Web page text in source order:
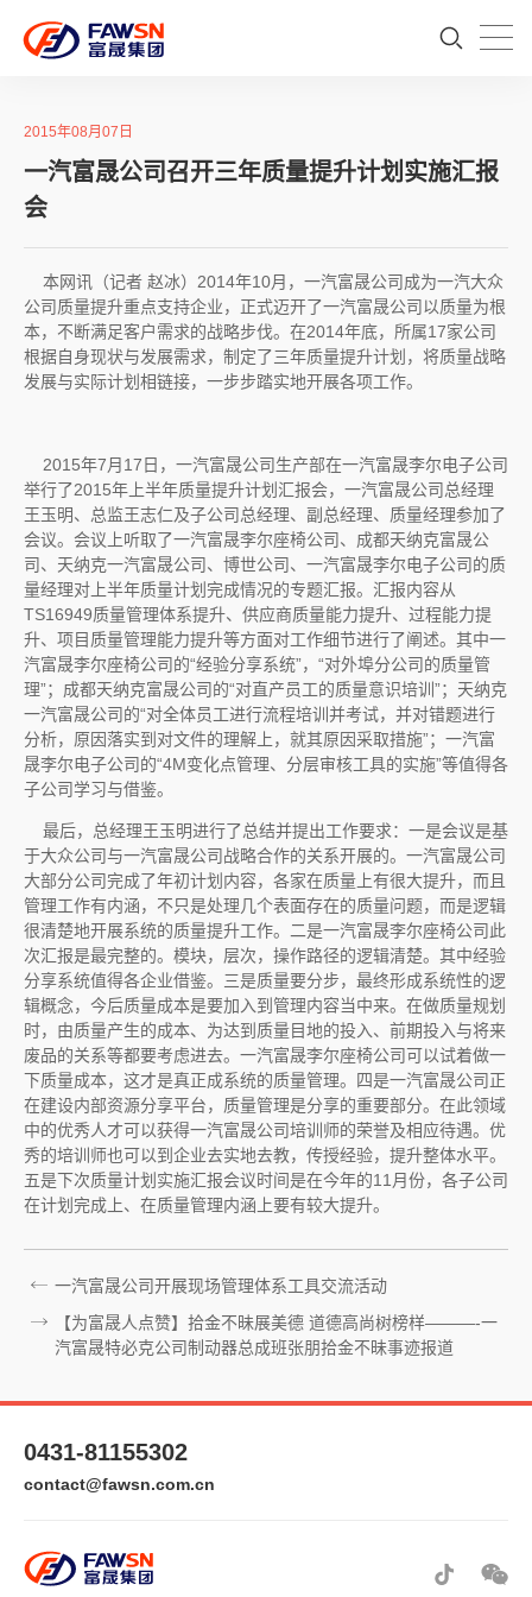
2015年08月07日
一汽富晟公司召开三年质量提升计划实施汇报
会
本网讯（记者 赵冰）2014年10月，一汽富晟公司成为一汽大众
公司质量提升重点支持企业，正式迈开了一汽富晟公司以质量为根
本，不断满足客户需求的战略步伐。在2014年底，所属17家公司
根据自身现状与发展需求，制定了三年质量提升计划，将质量战略
发展与实际计划相链接，一步步踏实地开展各项工作。
2015年7月17日，一汽富晟公司生产部在一汽富晟李尔电子公司
举行了2015年上半年质量提升计划汇报会，一汽富晟公司总经理
王玉明、总监王志仁及子公司总经理、副总经理、质量经理参加了
会议。会议上听取了一汽富晟李尔座椅公司、成都天纳克富晟公
司、天纳克一汽富晟公司、博世公司、一汽富晟李尔电子公司的质
量经理对上半年质量计划完成情况的专题汇报。汇报内容从
TS16949质量管理体系提升、供应商质量能力提升、过程能力提
升、项目质量管理能力提升等方面对工作细节进行了阐述。其中一
汽富晟李尔座椅公司的“经验分享系统”，“对外埠分公司的质量管
理”；成都天纳克富晟公司的“对直产员工的质量意识培训”；天纳克
一汽富晟公司的“对全体员工进行流程培训并考试，并对错题进行
分析，原因落实到对文件的理解上，就其原因采取措施”；一汽富
晟李尔电子公司的“4M变化点管理、分层审核工具的实施”等值得各
子公司学习与借鉴。
最后，总经理王玉明进行了总结并提出工作要求：一是会议是基
于大众公司与一汽富晟公司战略合作的关系开展的。一汽富晟公司
大部分公司完成了年初计划内容，各家在质量上有很大提升，而且
管理工作有内涵，不只是处理几个表面存在的质量问题，而是逻辑
很清楚地开展系统的质量提升工作。二是一汽富晟李尔座椅公司此
次汇报是最完整的。模块，层次，操作路径的逻辑清楚。其中经验
分享系统值得各企业借鉴。三是质量要分步，最终形成系统性的逻
辑概念，今后质量成本是要加入到管理内容当中来。在做质量规划
时，由质量产生的成本、为达到质量目地的投入、前期投入与将来
废品的关系等都要考虑进去。一汽富晟李尔座椅公司可以试着做一
下质量成本，这才是真正成系统的质量管理。四是一汽富晟公司正
在建设内部资源分享平台，质量管理是分享的重要部分。在此领域
中的优秀人才可以获得一汽富晟公司培训师的荣誉及相应待遇。优
秀的培训师也可以到企业去实地去教，传授经验，提升整体水平。
五是下次质量计划实施汇报会议时间是在今年的11月份，各子公司
在计划完成上、在质量管理内涵上要有较大提升。
一汽富晟公司开展现场管理体系工具交流活动
【为富晟人点赞】拾金不昧展美德 道德高尚树榜样———-一
汽富晟特必克公司制动器总成班张朋拾金不昧事迹报道
0431-81155302
contact@fawsn.com.cn